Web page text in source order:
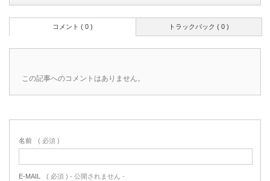
トラックバック ( 0 )
コメント ( 0 )
この記事へのコメントはありません。
名前 ( 必須 )
E-MAIL ( 必須 ) - 公開されません -